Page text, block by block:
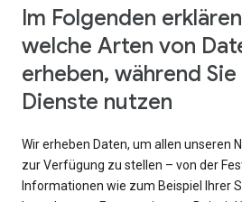
Im Folgenden
welche Arten von
erheben, während
Dienste nutzen
Wir erheben Daten, um allen unseren
zur Verfügung zu stellen – von der
Informationen wie zum Beispiel Ihrer